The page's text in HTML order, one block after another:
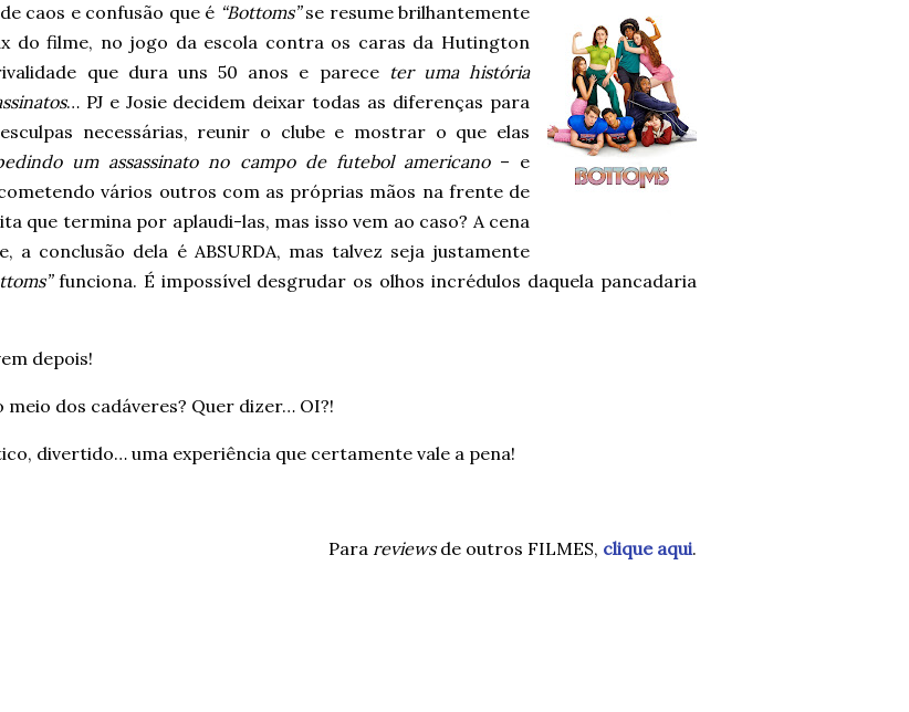
caos e confusão que é “Bottoms”se resume brilhantemente
do filme, no jogo da escola contra os caras da Hutington
que dura uns 50 anos e parece ter uma história
… PJ e Josie decidem deixar todas as diferenças para
necessárias, reunir o clube e mostrar o que elas
um assassinato no campo de futebol americano– e
vários outros com as próprias mãos na frente de
que termina por aplaudi-las, mas isso vem ao caso? A cena
a conclusão dela é ABSURDA, mas talvez seja justamente
funciona. É impossível desgrudar os olhos incrédulos daquela pancadaria
depois!
meio dos cadáveres? Quer dizer… OI?!
divertido… uma experiência que certamente vale a pena!
Para reviewsde outros FILMES, clique aqui.